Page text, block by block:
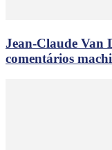
Jean-Claude Van
comentários